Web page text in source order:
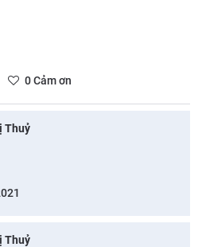
0Cảm ơn
Thuỷ
Thuỷ